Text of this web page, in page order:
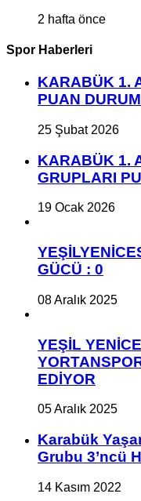
2 hafta önce
Spor Haberleri
KARABÜK 1.
PUAN
25 Şubat 2026
KARABÜK 1.
GRUPLARI
19 Ocak 2026
GÜCÜ : 0
08 Aralık 2025
YEŞİL
EDİYOR
05 Aralık 2025
Karabük
Grubu 3’ncü
14 Kasım 2022